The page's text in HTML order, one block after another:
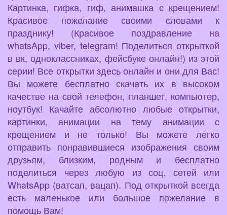
Картинка, гифка, гиф, анимашка с крещением!
Красивое пожелание своими словами к
празднику! (Красивое поздравление на
whatsApp, viber, telegram! Поделиться открыткой
в вк, одноклассниках, фейсбуке онлайн!) из этой
серии! Все открытки здесь онлайн и они для Вас!
Вы можете бесплатно скачать их в высоком
качестве на свой телефон, планшет, компьютер,
ноутбук! Качайте абсолютно любые открытки,
картинки, анимации на тему анимации с
крещением и не только! Вы можете легко
отправить понравившиеся изображения своим
друзьям, близким, родным и бесплатно
поделиться через любую из соц. сетей или
WhatsApp (ватсап, вацап). Под открыткой всегда
есть маленькое или большое пожелание в
помощь Вам!